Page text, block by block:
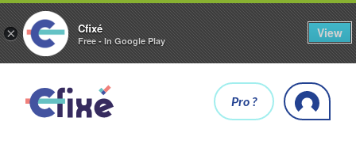
× Cfixé
Free - In Google Play
View
Pro ?